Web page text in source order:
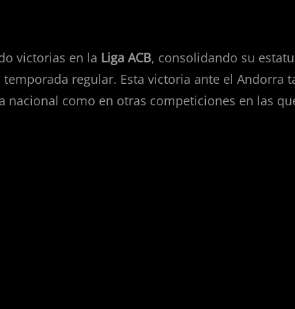
victorias en la Liga ACB, consolidando su
regular. Esta victoria ante el Andorra
como en otras competiciones en las